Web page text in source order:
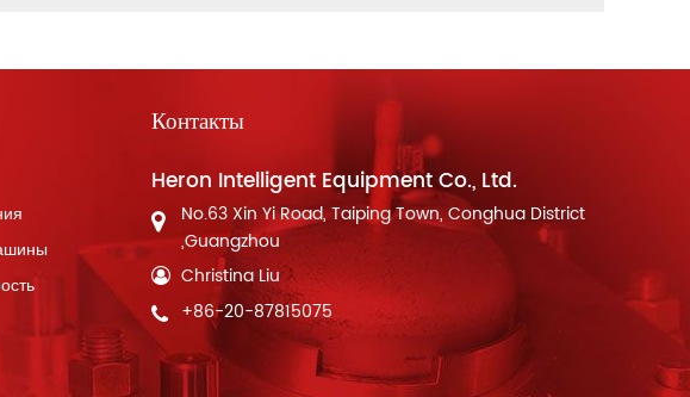
Контакты
Heron Intelligent Equipment Co., Ltd.
No.63 Xin Yi Road, Taiping Town, Conghua District
,Guangzhou
Christina Liu
+86-20-87815075